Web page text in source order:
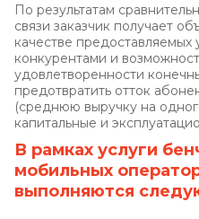
По результатам
связи заказчик получает
качестве предоставляемых
конкурентами и
удовлетворенности
предотвратить отток
(среднюю выручку на
капитальные и
В рамках услуги
мобильных
выполняются